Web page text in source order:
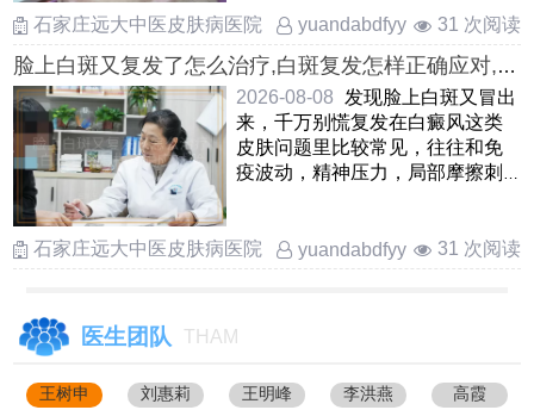
石家庄远大中医皮肤病医院
yuandabdfyy 31 次阅读
脸上白斑又复发了怎么治疗,白斑复发怎样正确应对,脸
上白癜风复发处理方式 2026-08-08
发现脸上白斑又冒出
来，千万别慌复发在白癜风这类
皮肤问题里比较常见，往往和免
疫波动，精神压力，局部摩擦刺
石家庄远大中医皮肤病医院
yuandabdfyy 31 次阅读
医生团队 THAM
王树申 刘惠莉 王明峰 李洪燕 高霞